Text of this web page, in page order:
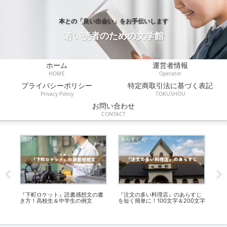
本との「良い出会い」をお手伝いします
若い読者のための文学館
ホーム
HOME
運営者情報
Operator
プライバシーポリシー
Privacy Policy
特定商取引法に基づく表記
TOKUSHOU
お問い合わせ
CONTACT
感想
『下町ロケット』読書感想文の書
き方！高校生＆中学生の例文
あらすじ
『注文の多い料理店』のあらすじ
を短く簡単に！100文字＆200文字